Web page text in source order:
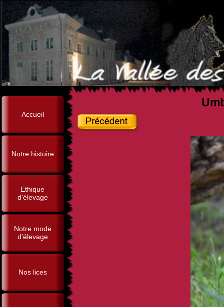
Accueil
Notre histoire
Ethique
d'élevage
Notre mode
d'élevage
Nos lices